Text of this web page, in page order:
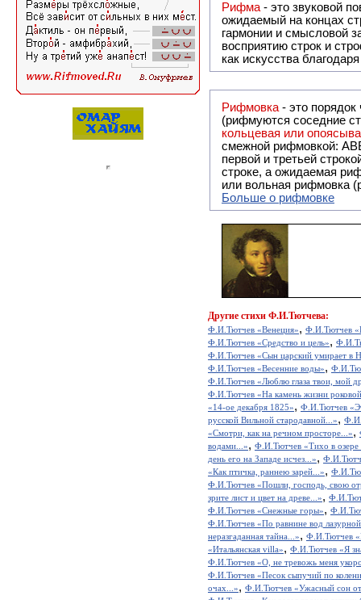
Рифма- это звуковой повтор, традиционно используемый в поэзии и, как
ожидаемый на концах
гармонии и смысловой
восприятию строк и
как искусства
Рифмовка- это
(рифмуются соседние
кольцевая или
смежной рифмовкой:
первой и третьей
строке, а ожидаемая
или вольная рифмовка
Больше о рифмовке
Другие стихи Ф.И.Тютчева:
Ф.И.Тютчев «Венеция», Ф.И.Тютчев
Ф.И.Тютчев «Средство и цель»,
Ф.И.Тютчев «Сын царский умирает в
Ф.И.Тютчев «Весенние воды»,
Ф.И.Тютчев «Люблю глаза твои, мой
Ф.И.Тютчев «На камень жизни
«14-ое декабря 1825», Ф.И.Тютчев
русской Вильной стародавной...»,
«Смотри, как на речном просторе...»,
водами...», Ф.И.Тютчев «Тихо в озере
день его на Западе исчез...»,
«Как птичка, раннею зарей...»,
Ф.И.Тютчев «Пошли, господь, свою
зрите лист и цвет на древе...»,
Ф.И.Тютчев «Снежные горы»,
Ф.И.Тютчев «По равнине вод
неразгаданная тайна...», Ф.И.Тютчев
«Итальянская villa», Ф.И.Тютчев «Я
Ф.И.Тютчев «О, не тревожь меня
Ф.И.Тютчев «Песок сыпучий по
очах...», Ф.И.Тютчев «Ужасный сон